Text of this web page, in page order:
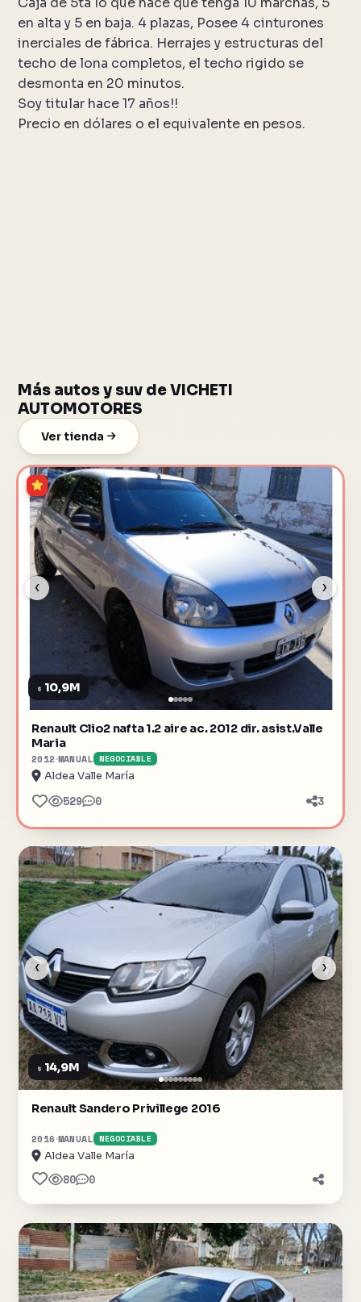
en alta y 5 en baja. 4 plazas, Posee 4 cinturones
inerciales de fábrica. Herrajes y estructuras del
techo de lona completos, el techo rigido se
desmonta en 20 minutos.
Soy titular hace 17 años!!
Precio en dólares o el equivalente en pesos.
Más autos y suv de VICHETI
AUTOMOTORES
Ver tienda
‹ ›
$ 10,9M
Renault Clio2 nafta 1.2 aire ac. 2012 dir. asist.Valle
Maria
2012 MANUAL NEGOCIABLE
Aldea Valle María
529 0 3
‹ ›
$ 14,9M
Renault Sandero Privillege 2016
2016 MANUAL NEGOCIABLE
Aldea Valle María
80 0